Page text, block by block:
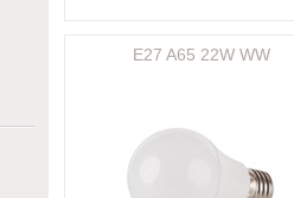
E27 A65 22W WW